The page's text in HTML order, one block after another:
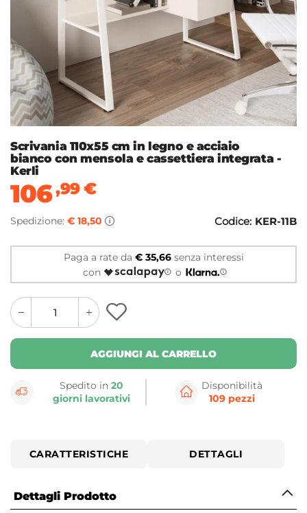
Scrivania 110x55 cm in legno e acciaio
bianco con mensola e cassettiera integrata -
Kerli
106,99€
Spedizione: € 18,50 Codice: KER-11B
Paga a rate da € 35,66senza interessi
con
o
quantity
button
quantity
minus
button
AGGIUNGI AL CARRELLO
Spedito in 20
giorni lavorativi
Disponibilità
109 pezzi
CARATTERISTICHE DETTAGLI
Dettagli Prodotto